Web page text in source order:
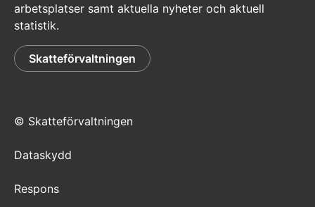
arbetsplatser samt aktuella nyheter och aktuell
statistik.
Skatteförvaltningen
© Skatteförvaltningen
Dataskydd
Respons